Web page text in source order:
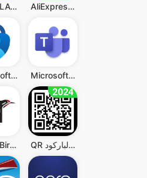
MISTPLAY: Play to Earn Money AliExpress:تسوق عبر الإنترنت
Microsoft Authenticator Microsoft Teams
Merlin Bird ID by Cornell Lab QR قارئ رمز - قارئ الباركود QR